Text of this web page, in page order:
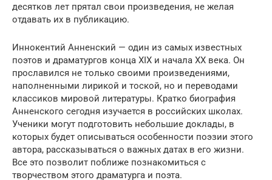
десятков лет прятал свои произведения, не желая
отдавать их в публикацию.
Иннокентий Анненский — один из самых известных
поэтов и драматургов конца XIX и начала XX века. Он
прославился не только своими произведениями,
наполненными лирикой и тоской, но и переводами
классиков мировой литературы. Кратко биография
Анненского сегодня изучается в российских школах.
Ученики могут подготовить небольшие доклады, в
которых будет описываться особенности поэзии этого
автора, рассказываться о важных датах в его жизни.
Все это позволит поближе познакомиться с
творчеством этого драматурга и поэта.